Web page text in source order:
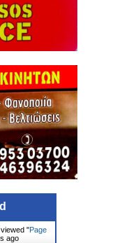
viewed "Page
ago